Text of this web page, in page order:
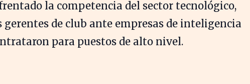
la competencia del sector tecnológico,
gerentes de club ante empresas de inteligencia
para puestos de alto nivel.